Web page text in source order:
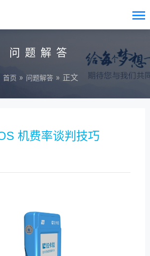
问题解答
首页 » 问题解答 » 正文
机费率谈判技巧